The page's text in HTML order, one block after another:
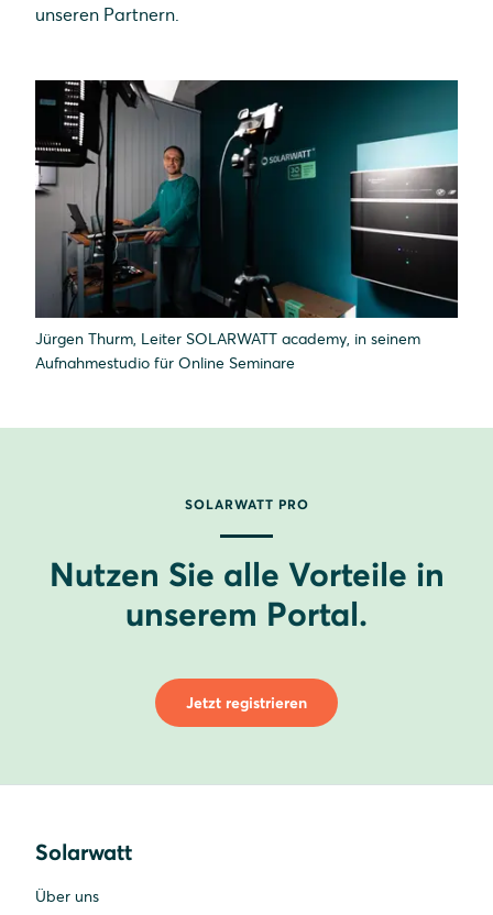
unseren Partnern.
Jürgen Thurm, Leiter SOLARWATT academy, in seinem
Aufnahmestudio für Online Seminare
SOLARWATT PRO
Nutzen Sie alle Vorteile in
unserem Portal.
Jetzt registrieren
Solarwatt
Über uns